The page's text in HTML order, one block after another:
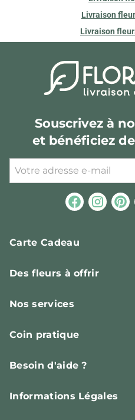
Livraison
Livraison
Souscrivez à
et bénéficiez
Carte Cadeau
Des fleurs à offrir
Nos services
Coin pratique
Besoin d'aide ?
Informations Légales